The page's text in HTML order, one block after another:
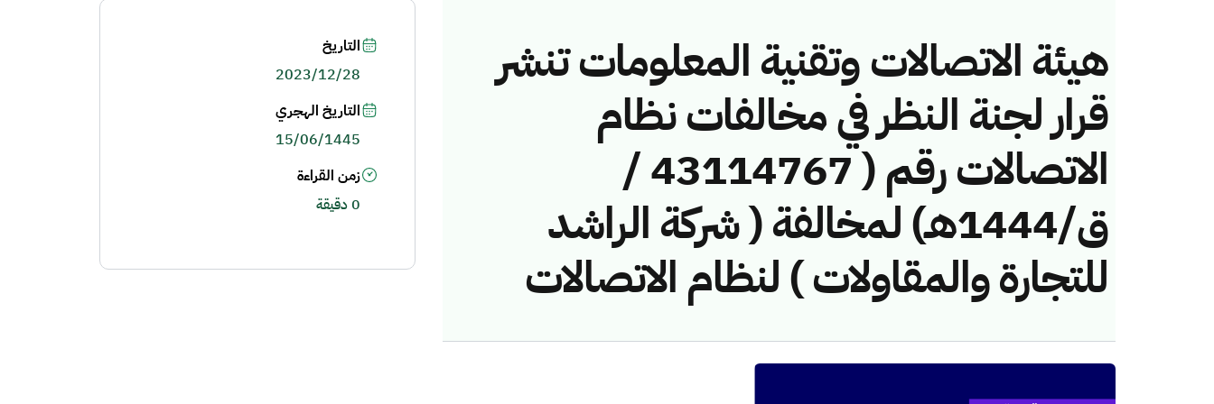
هيئة الاتصالات وتقنية المعلومات تنشر
قرار لجنة النظر في مخالفات نظام
الاتصالات رقم ( 43114767 /
ق/1444هـ) لمخالفة ( شركة الراشد
للتجارة والمقاولات ) لنظام الاتصالات
التاريخ
2023/12/28
التاريخ الهجري
15/06/1445
زمن القراءة
0 دقيقة